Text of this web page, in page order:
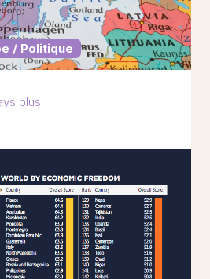
/ Politique
plus…